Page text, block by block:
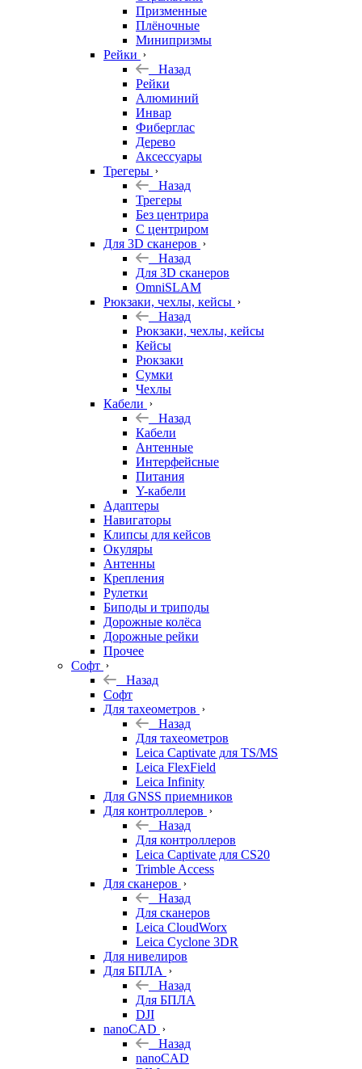
Призменные
Плёночные
Минипризмы
Рейки
Назад
Рейки
Алюминий
Инвар
Фиберглас
Дерево
Аксессуары
Трегеры
Назад
Трегеры
Без центрира
С центриром
Для 3D сканеров
Назад
Для 3D сканеров
OmniSLAM
Рюкзаки, чехлы, кейсы
Назад
Рюкзаки, чехлы, кейсы
Кейсы
Рюкзаки
Сумки
Чехлы
Кабели
Назад
Кабели
Антенные
Интерфейсные
Питания
Y-кабели
Адаптеры
Навигаторы
Клипсы для кейсов
Окуляры
Антенны
Крепления
Рулетки
Биподы и триподы
Дорожные колёса
Дорожные рейки
Прочее
Софт
Назад
Софт
Для тахеометров
Назад
Для тахеометров
Leica Captivate для TS/MS
Leica FlexField
Leica Infinity
Для GNSS приемников
Для контроллеров
Назад
Для контроллеров
Leica Captivate для CS20
Trimble Access
Для сканеров
Назад
Для сканеров
Leica CloudWorx
Leica Cyclone 3DR
Для нивелиров
Для БПЛА
Назад
Для БПЛА
DJI
nanoCAD
Назад
nanoCAD